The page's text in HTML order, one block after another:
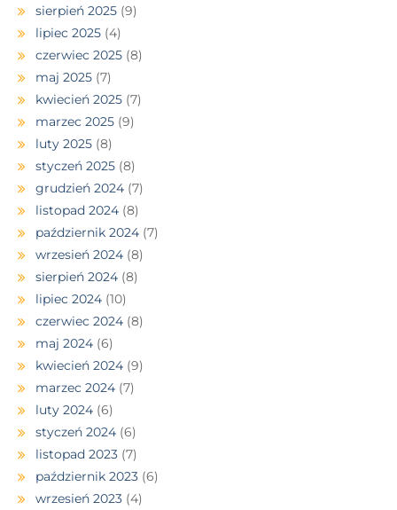
sierpień 2025 (9)
lipiec 2025 (4)
czerwiec 2025 (8)
maj 2025 (7)
kwiecień 2025 (7)
marzec 2025 (9)
luty 2025 (8)
styczeń 2025 (8)
grudzień 2024 (7)
listopad 2024 (8)
październik 2024 (7)
wrzesień 2024 (8)
sierpień 2024 (8)
lipiec 2024 (10)
czerwiec 2024 (8)
maj 2024 (6)
kwiecień 2024 (9)
marzec 2024 (7)
luty 2024 (6)
styczeń 2024 (6)
listopad 2023 (7)
październik 2023 (6)
wrzesień 2023 (4)